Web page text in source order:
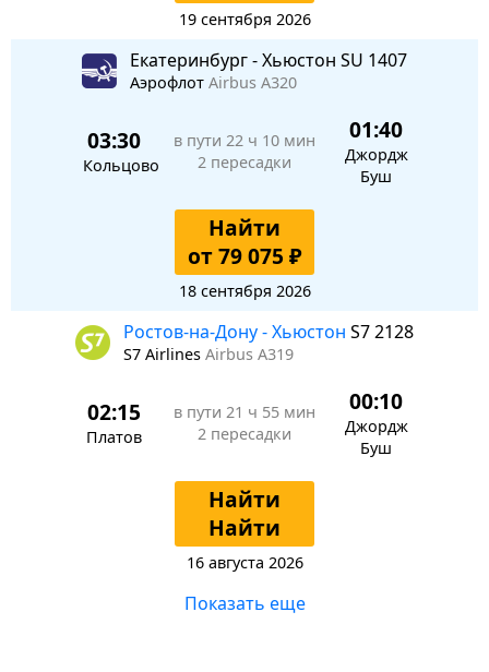
19 сентября 2026
Екатеринбург - Хьюстон SU 1407
Аэрофлот Airbus A320
03:30
Кольцово
в пути 22 ч 10 мин
2 пересадки
01:40
Джордж
Буш
Найти
от 79 075 ₽
18 сентября 2026
Ростов-на-Дону - Хьюстон S7 2128
S7 Airlines Airbus A319
02:15
Платов
в пути 21 ч 55 мин
2 пересадки
00:10
Джордж
Буш
Найти
Найти
16 августа 2026
Показать еще